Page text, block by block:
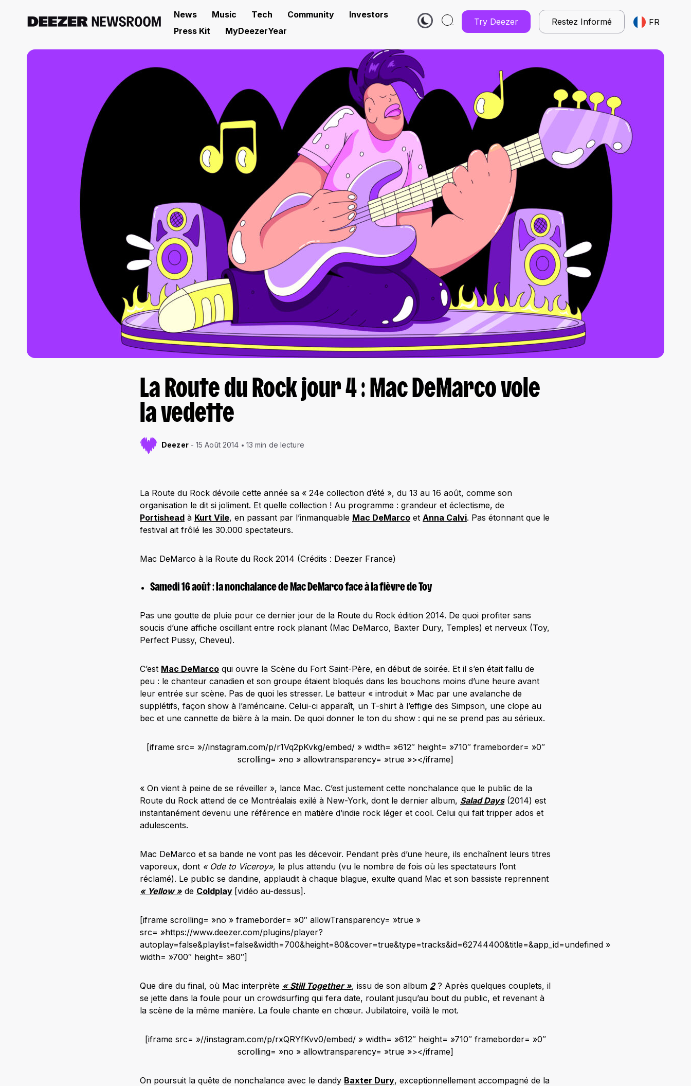
News Music Tech Community
Investors
Press Kit
MyDeezerYear
Try Deezer Restez Informé FR
La Route du Rock jour 4 : Mac DeMarco vole
la vedette
Deezer 15 Août 2014 13 min de lecture
La Route du Rock dévoile cette année sa « 24e collection d’été », du 13 au 16 août, comme son
organisation le dit si joliment. Et quelle collection ! Au programme : grandeur et éclectisme, de
Portishead à Kurt Vile, en passant par l’inmanquable Mac DeMarco et Anna Calvi. Pas étonnant que le
festival ait frôlé les 30.000 spectateurs.
Mac DeMarco à la Route du Rock 2014 (Crédits : Deezer France)
Samedi 16 août : la nonchalance de Mac DeMarco face à la fièvre de Toy
Pas une goutte de pluie pour ce dernier jour de la Route du Rock édition 2014. De quoi profiter sans
soucis d’une affiche oscillant entre rock planant (Mac DeMarco, Baxter Dury, Temples) et nerveux (Toy,
Perfect Pussy, Cheveu).
C’est Mac DeMarco qui ouvre la Scène du Fort Saint-Père, en début de soirée. Et il s’en était fallu de
peu : le chanteur canadien et son groupe étaient bloqués dans les bouchons moins d’une heure avant
leur entrée sur scène. Pas de quoi les stresser. Le batteur « introduit » Mac par une avalanche de
supplétifs, façon show à l’américaine. Celui-ci apparaît, un T-shirt à l’effigie des Simpson, une clope au
bec et une cannette de bière à la main. De quoi donner le ton du show : qui ne se prend pas au sérieux.
[iframe src= »//instagram.com/p/r1Vq2pKvkg/embed/ » width= »612″ height= »710″ frameborder= »0″
scrolling= »no » allowtransparency= »true »></iframe]
« On vient à peine de se réveiller », lance Mac. C’est justement cette nonchalance que le public de la
Route du Rock attend de ce Montréalais exilé à New-York, dont le dernier album, Salad Days(2014) est
instantanément devenu une référence en matière d’indie rock léger et cool. Celui qui fait tripper ados et
adulescents.
Mac DeMarco et sa bande ne vont pas les décevoir. Pendant près d’une heure, ils enchaînent leurs titres
vaporeux, dont « Ode to Viceroy», le plus attendu (vu le nombre de fois où les spectateurs l’ont
réclamé). Le public se dandine, applaudit à chaque blague, exulte quand Mac et son bassiste reprennent
« Yellow » de Coldplay [vidéo au-dessus].
[iframe scrolling= »no » frameborder= »0″ allowTransparency= »true »
src= »https://www.deezer.com/plugins/player?
autoplay=false&playlist=false&width=700&height=80&cover=true&type=tracks&id=62744400&title=&app_id=undefined »
width= »700″ height= »80″]
Que dire du final, où Mac interprète « Still Together », issu de son album 2? Après quelques couplets, il
se jette dans la foule pour un crowdsurfing qui fera date, roulant jusqu’au bout du public, et revenant à
la scène de la même manière. La foule chante en chœur. Jubilatoire, voilà le mot.
[iframe src= »//instagram.com/p/rxQRYfKvv0/embed/ » width= »612″ height= »710″ frameborder= »0″
scrolling= »no » allowtransparency= »true »></iframe]
On poursuit la quête de nonchalance avec le dandy Baxter Dury, exceptionnellement accompagné de la